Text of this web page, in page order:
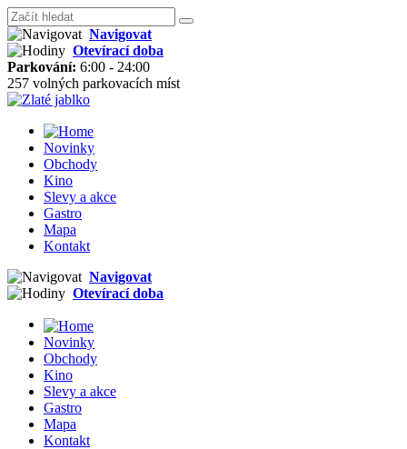
Navigovat
Otevírací doba
Parkování: 6:00 - 24:00
257 volných parkovacích míst
Novinky
Obchody
Kino
Slevy a akce
Gastro
Mapa
Kontakt
Navigovat
Otevírací doba
Novinky
Obchody
Kino
Slevy a akce
Gastro
Mapa
Kontakt